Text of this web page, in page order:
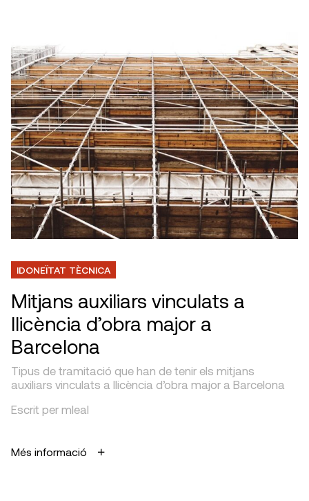
IDONEÏTAT TÈCNICA
Mitjans auxiliars vinculats a
llicència d’obra major a
Barcelona
Tipus de tramitació que han de tenir els mitjans
auxiliars vinculats a llicència d’obra major a Barcelona
Escrit per mleal
Més informació